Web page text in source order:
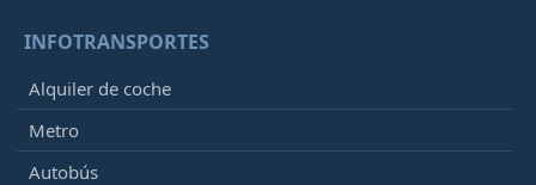
INFOTRANSPORTES
Alquiler de coche
Metro
Autobús